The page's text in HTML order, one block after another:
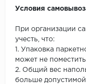
Условия
При организации
учесть, что:
1. Упаковка
может не
2. Общий вес
больше